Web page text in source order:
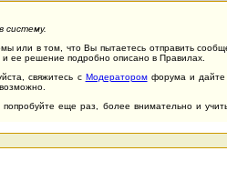
систему.
или в том, что Вы пытаетесь отправить
ее решение подробно описано в Правилах.
свяжитесь с Модераторомфорума и дайте
еще раз, более внимательно и